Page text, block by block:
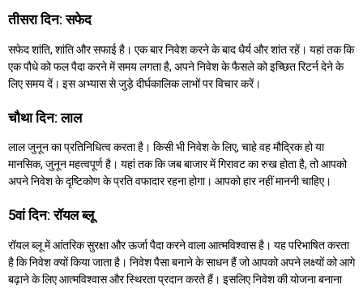
तीसरा दिन: सफेद
सफेद शांति, शांति और सफाई है। एक बार निवेश करने के बाद धैर्य और शांत रहें। यहां तक कि
एक पौधे को फल पैदा करने में समय लगता है, अपने निवेश के फैसले को इच्छित रिटर्न देने के
लिए समय दें। इस अभ्यास से जुड़े दीर्घकालिक लाभों पर विचार करें।
चौथा दिन: लाल
लाल जुनून का प्रतिनिधित्व करता है। किसी भी निवेश के लिए, चाहे वह मौद्रिक हो या
मानसिक, जुनून महत्वपूर्ण है। यहां तक कि जब बाजार में गिरावट का रुख होता है, तो आपको
अपने निवेश के दृष्टिकोण के प्रति वफादार रहना होगा। आपको हार नहीं माननी चाहिए।
5वां दिन: रॉयल ब्लू
रॉयल ब्लू में आंतरिक सुरक्षा और ऊर्जा पैदा करने वाला आत्मविश्वास है। यह परिभाषित करता
है कि निवेश क्यों किया जाता है। निवेश पैसा बनाने के साधन हैं जो आपको अपने लक्ष्यों को आगे
बढ़ाने के लिए आत्मविश्वास और स्थिरता प्रदान करते हैं। इसलिए निवेश की योजना बनाना